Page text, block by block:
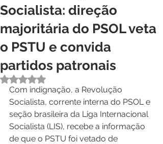
Socialista: direção
majoritária do PSOL veta
o PSTU e convida
partidos patronais
Avaliado com NaN de 5 estrelas.
Com indignação, a Revolução
Socialista, corrente interna do PSOL e
seção brasileira da Liga Internacional
Socialista (LIS), recebe a informação
de que o PSTU foi vetado de